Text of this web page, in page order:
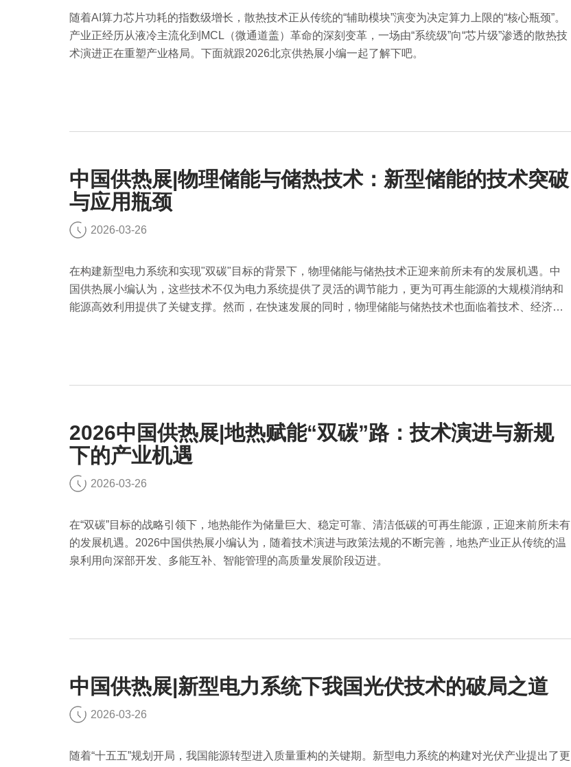
随着AI算力芯片功耗的指数级增长，散热技术正从传统的“辅助模块”演变为决定算力上限的“核心瓶颈”。
产业正经历从液冷主流化到MCL（微通道盖）革命的深刻变革，一场由“系统级”向“芯片级”渗透的散热技
术演进正在重塑产业格局。下面就跟2026北京供热展小编一起了解下吧。
中国供热展|物理储能与储热技术：新型储能的技术突破
与应用瓶颈
2026-03-26
在构建新型电力系统和实现"双碳"目标的背景下，物理储能与储热技术正迎来前所未有的发展机遇。中
国供热展小编认为，这些技术不仅为电力系统提供了灵活的调节能力，更为可再生能源的大规模消纳和
能源高效利用提供了关键支撑。然而，在快速发展的同时，物理储能与储热技术也面临着技术、经济、
2026中国供热展|地热赋能“双碳”路：技术演进与新规
下的产业机遇
2026-03-26
在“双碳”目标的战略引领下，地热能作为储量巨大、稳定可靠、清洁低碳的可再生能源，正迎来前所未有
的发展机遇。2026中国供热展小编认为，随着技术演进与政策法规的不断完善，地热产业正从传统的温
泉利用向深部开发、多能互补、智能管理的高质量发展阶段迈进。
中国供热展|新型电力系统下我国光伏技术的破局之道
2026-03-26
随着“十五五”规划开局，我国能源转型进入质量重构的关键期。新型电力系统的构建对光伏产业提出了更